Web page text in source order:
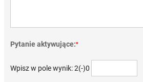
Pytanie aktywujące:*
Wpisz w pole wynik: 2(-)0